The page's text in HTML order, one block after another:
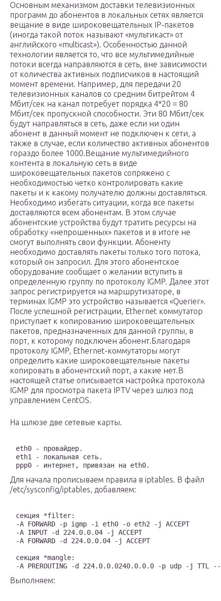
Основным механизмом доставки телевизионных
программ до абонентов в локальных сетях является
вещание в виде широковещательных IP-пакетов
(иногда такой поток называют «мультикаст» от
английского «multicast»). Особенностью данной
технологии является то, что все мультимедийные
потоки всегда направляются в сеть, вне зависимости
от количества активных подписчиков в настоящий
момент времени. Например, для передачи 20
телевизионных каналов со средним битрейтом 4
Мбит/сек на канал потребует порядка 4*20 = 80
Мбит/сек пропускной способности. Эти 80 Мбит/сек
будут направляться в сеть, даже если ни один
абонент в данный момент не подключен к сети, а
также в случае, если количество активных абонентов
гораздо более 1000.Вещание мультимедийного
контента в локальную сеть в виде
широковещательных пакетов сопряжено с
необходимостью четко контролировать какие
пакеты и к какому получателю должны доставляться.
Необходимо избегать ситуации, когда все пакеты
доставляются всем абонентам. В этом случае
абонентские устройства будут тратить ресурсы на
обработку «непрошенных» пакетов и в итоге не
смогут выполнять свои функции. Абоненту
необходимо доставлять пакеты только того потока,
который он запросил. Для этого абонентское
оборудование сообщает о желании вступить в
определенную группу по протоколу IGMP. Далее этот
запрос регистрируется на маршрутизаторе, в
терминах IGMP это устройство называется «Querier».
После успешной регистрации, Ethernet коммутатор
приступает к копированию широковещательных
пакетов, предназначенных для данной группы, в
порт, к которому подключен абонент.Благодаря
протоколу IGMP, Ethernet-коммутаторы могут
определить какие широковещательные пакеты
копировать в абонентский порт, а какие нет.В
настоящей статье описывается настройка протокола
IGMP для просмотра пакета IPTV через шлюз под
управлением CentOS.
На шлюзе две сетевые карты.
eth0 - провайдер.
eth1 - локальная сеть.
ppp0 - интернет, привязан на eth0.
Для начала прописываем правила в iptables. В файл
/etc/sysconfig/iptables, добавляем:
секция *filter:
-A FORWARD -p igmp -i eth0 -o eth2 -j ACCEPT
-A INPUT -d 224.0.0.04 -j ACCEPT
-A FORWARD -d 224.0.0.04 -j ACCEPT
секция *mangle:
-A PREROUTING -d 224.0.0.0240.0.0.0 -p udp -j
Выполняем: